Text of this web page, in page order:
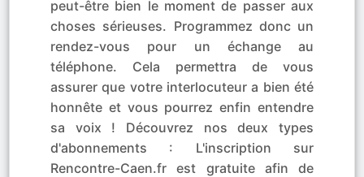
peut-être bien le moment de passer aux
choses sérieuses. Programmez donc un
rendez-vous pour un échange au
téléphone. Cela permettra de vous
assurer que votre interlocuteur a bien été
honnête et vous pourrez enfin entendre
sa voix ! Découvrez nos deux types
d'abonnements : L'inscription sur
Rencontre-Caen.fr est gratuite afin de